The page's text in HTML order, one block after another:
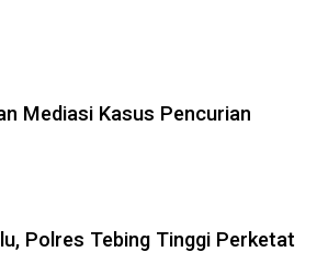
Mediasi Kasus Pencurian
Polres Tebing Tinggi Perketat